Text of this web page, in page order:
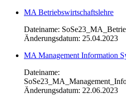
MA Betriebswirtschaftslehre
Dateiname:
Änderungsdatum: 25.04.2023
MA Management Information
Dateiname:
Änderungsdatum: 22.06.2023